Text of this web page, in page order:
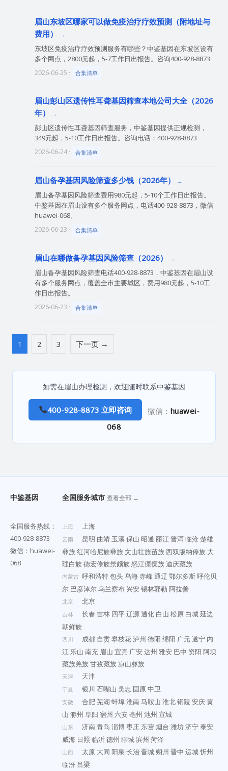
眉山东坡区哪家可以做免疫治疗疗效预测（附地址与
费用）
东坡区免疫治疗疗效预测服务有哪些？中鉴基因在东坡区设有
多个网点，2800元起，5-7工作日出报告。咨询400-928-8873
2026-06-25 · 合集清单
眉山彭山区遗传性耳聋基因筛查本地公司大全（2026
年）
彭山区遗传性耳聋基因筛查服务，中鉴基因提供正规检测，
349元起，5-10工作日出报告。咨询电话：400-928-8873
2026-06-24 · 合集清单
眉山备孕基因风险筛查多少钱（2026年）
眉山备孕基因风险筛查费用980元起，5-10个工作日出报告。
中鉴基因在眉山设有多个服务网点，电话400-928-8873，微信
huawei-068。
2026-06-23 · 合集清单
眉山在哪做备孕基因风险筛查（2026）
眉山备孕基因风险筛查电话400-928-8873，中鉴基因在眉山设
有多个服务网点，覆盖全市主要城区，费用980元起，5-10工
作日出报告。
2026-06-23 · 合集清单
1 2 3 下一页 →
如需在眉山办理检测，欢迎随时联系中鉴基因
400-928-8873 立即咨询 微信： huawei-
068
中鉴基因
全国服务热线：
400-928-8873
微信：huawei-
068
全国服务城市 查看全部 →
上海 上海
云南 昆明 曲靖 玉溪保山 昭通 丽江普洱临沧楚雄
彝族红河哈尼族彝族文山壮族苗族西双版纳傣族 大
理白族德宏傣族景颇族怒江傈僳族迪庆藏族
内蒙古 呼和浩特包头乌海赤峰通辽 鄂尔多斯呼伦贝
尔 巴彦淖尔乌兰察布 兴安锡林郭勒 阿拉善
北京 北京
吉林 长春 吉林 四平辽源通化 白山 松原 白城延边
朝鲜族
四川 成都 自贡攀枝花泸州 德阳 绵阳 广元遂宁 内
江 乐山 南充 眉山 宜宾 广安达州 雅安 巴中 资阳 阿坝
藏族羌族甘孜藏族凉山彝族
天津 天津
宁夏 银川 石嘴山 吴忠 固原中卫
安徽 合肥芜湖 蚌埠淮南马鞍山 淮北铜陵 安庆黄
山 滁州 阜阳 宿州 六安亳州 池州 宣城
山东 济南青岛 淄博枣庄 东营烟台 潍坊济宁泰安
威海 日照 临沂德州 聊城滨州 菏泽
山西 太原 大同 阳泉 长治晋城朔州 晋中 运城忻州
临汾 吕梁